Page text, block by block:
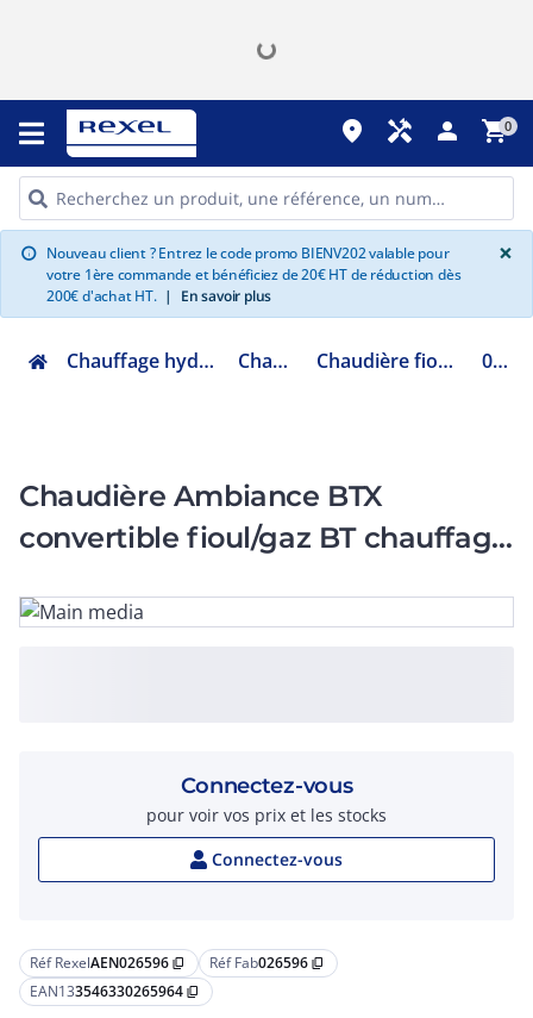
place handyman person shopping_cart0
info Nouveau client ? Entrez le code promo BIENV202 valable pour
votre 1ère commande et bénéficiez de 20€ HT de réduction dès
200€ d'achat HT. | En savoir plus
×
Chauffage hydraulique et plomberie Chauffage fioul Chaudière fioul basse température 026596
Chaudière Ambiance BTX
convertible fioul/gaz BT chauffage
Réf RexelAEN026596 content_copy Réf Fab026596 content_copy
EAN133546330265964 content_copy
Connectez-vous
pour voir vos prix et les stocks
Connectez-vous